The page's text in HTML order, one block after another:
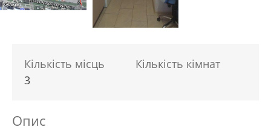
Кількість місць
3
Кількість кімнат
Опис